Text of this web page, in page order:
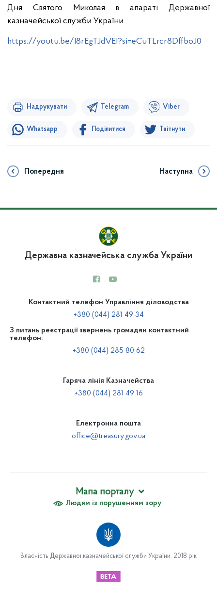
Дня Святого Миколая в апараті Державної
казначейської служби України.
https://youtu.be/I8rEgTJdVEI?si=eCuTLrcr8DffboJ0
Надрукувати Telegram Viber
Whatsapp Поділитися Твітнути
Попередня Наступна
Державна казначейська служба України
Контактний телефон Управління діловодства
+380 (044) 281 49 34
З питань реєстрації звернень громадян контактний
телефон:
+380 (044) 285 80 62
Гаряча лінія Казначейства
+380 (044) 281 49 16
Електронна пошта
office@treasury.gov.ua
Власність Державної казначейської служби України. 2018 рік
Людям із порушенням зору
Мапа порталу
Про Казначейство
Організаційна структура апарату Казначейства
Відділ обслуговування державного боргу